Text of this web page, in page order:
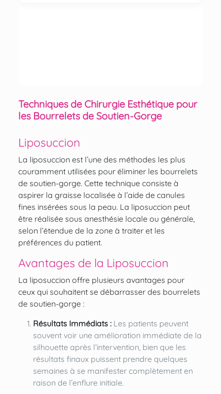
Techniques de Chirurgie Esthétique pour
les Bourrelets de Soutien-Gorge
Liposuccion
La liposuccion est l’une des méthodes les plus
couramment utilisées pour éliminer les bourrelets
de soutien-gorge. Cette technique consiste à
aspirer la graisse localisée à l’aide de canules
fines insérées sous la peau. La liposuccion peut
être réalisée sous anesthésie locale ou générale,
selon l’étendue de la zone à traiter et les
préférences du patient.
Avantages de la Liposuccion
La liposuccion offre plusieurs avantages pour
ceux qui souhaitent se débarrasser des bourrelets
de soutien-gorge :
Résultats Immédiats :Les patients peuvent
souvent voir une amélioration immédiate de la
silhouette après l’intervention, bien que les
résultats finaux puissent prendre quelques
semaines à se manifester complètement en
raison de l’enflure initiale.